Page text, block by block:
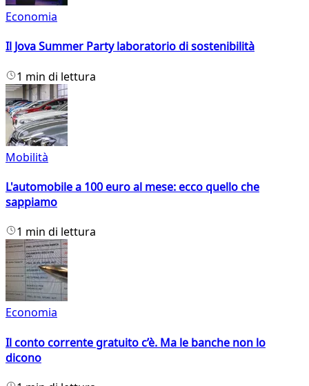
Economia
Il Jova Summer Party laboratorio di sostenibilità
1 min di lettura
Mobilità
L'automobile a 100 euro al mese: ecco quello che
sappiamo
1 min di lettura
Economia
Il conto corrente gratuito c’è. Ma le banche non lo
dicono